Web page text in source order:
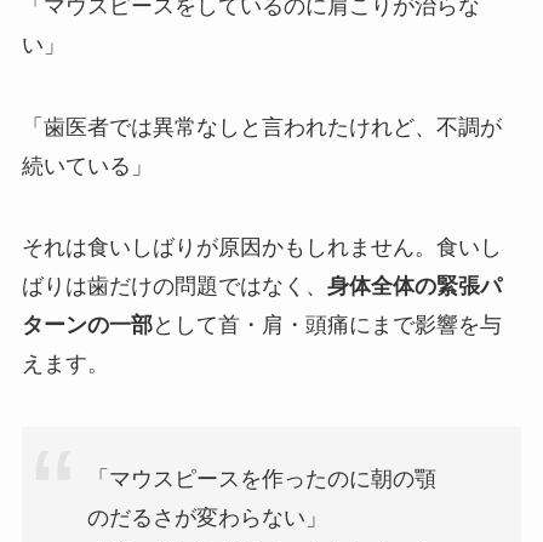
「マウスピースをしているのに肩こりが治らな
い」
「歯医者では異常なしと言われたけれど、不調が
続いている」
それは食いしばりが原因かもしれません。食いし
ばりは歯だけの問題ではなく、 身体全体の緊張パ
ターンの一部として首・肩・頭痛にまで影響を与
えます。
「マウスピースを作ったのに朝の顎
のだるさが変わらない」